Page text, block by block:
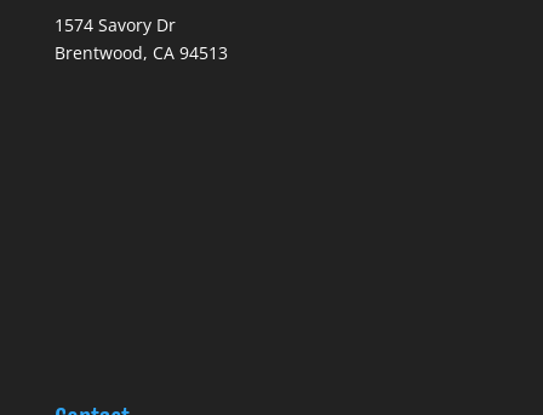
1574 Savory Dr
Brentwood, CA 94513